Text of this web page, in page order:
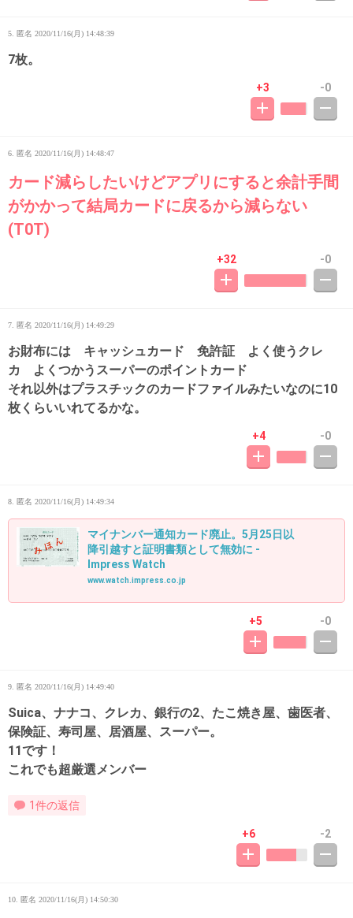
5. 匿名 2020/11/16(月) 14:48:39
7枚。
+3 -0
6. 匿名 2020/11/16(月) 14:48:47
カード減らしたいけどアプリにすると余計手間
がかかって結局カードに戻るから減らない
(T0T)
+32 -0
7. 匿名 2020/11/16(月) 14:49:29
お財布には キャッシュカード 免許証 よく使うクレ
カ よくつかうスーパーのポイントカード
それ以外はプラスチックのカードファイルみたいなのに10
枚くらいいれてるかな。
+4 -0
8. 匿名 2020/11/16(月) 14:49:34
マイナンバー通知カード廃止。5月25日以
降引越すと証明書類として無効に -
Impress Watch
www.watch.impress.co.jp
+5 -0
9. 匿名 2020/11/16(月) 14:49:40
Suica、ナナコ、クレカ、銀行の2、たこ焼き屋、歯医者、
保険証、寿司屋、居酒屋、スーパー。
11です！
これでも超厳選メンバー
1件の返信
+6 -2
10. 匿名 2020/11/16(月) 14:50:30